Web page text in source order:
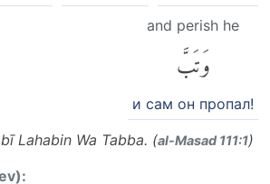
and perish he
وَتَبَّ
и сам он пропал!
Lahabin Wa Tabba. (al-Masad 111:1)